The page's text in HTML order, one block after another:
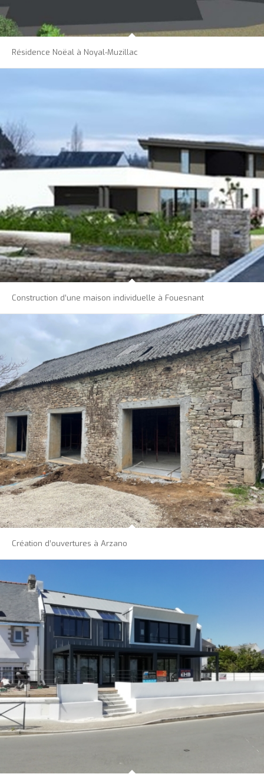
Résidence Noëal à Noyal-Muzillac
Construction d’une maison individuelle à Fouesnant
Création d’ouvertures à Arzano